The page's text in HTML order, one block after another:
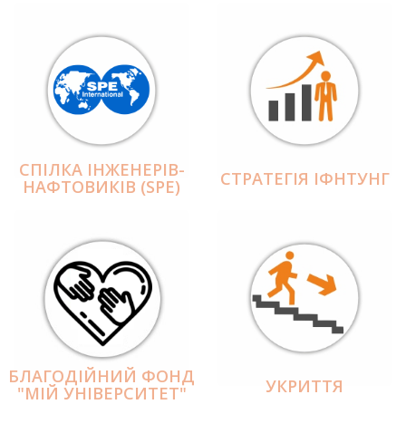
СПІЛКА ІНЖЕНЕРІВ-
НАФТОВИКІВ (SPE) СТРАТЕГІЯ ІФНТУНГ
БЛАГОДІЙНИЙ ФОНД
"МІЙ УНІВЕРСИТЕТ" УКРИТТЯ